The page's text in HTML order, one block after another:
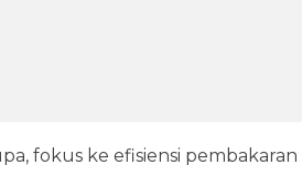
fokus ke efisiensi